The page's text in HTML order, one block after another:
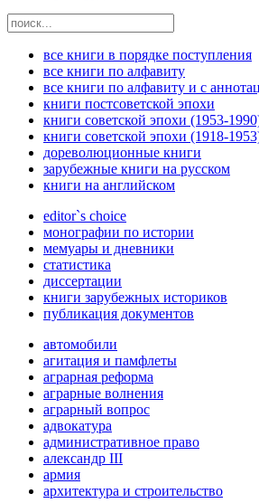
все книги в порядке поступления
все книги по алфавиту
все книги по алфавиту и с
книги постсоветской эпохи
книги советской эпохи (1953-
книги советской эпохи (1918-
дореволюционные книги
зарубежные книги на русском
книги на английском
editor`s choice
монографии по истории
мемуары и дневники
статистика
диссертации
книги зарубежных историков
публикация документов
автомобили
агитация и памфлеты
аграрная реформа
аграрные волнения
аграрный вопрос
адвокатура
административное право
александр III
армия
архитектура и строительство